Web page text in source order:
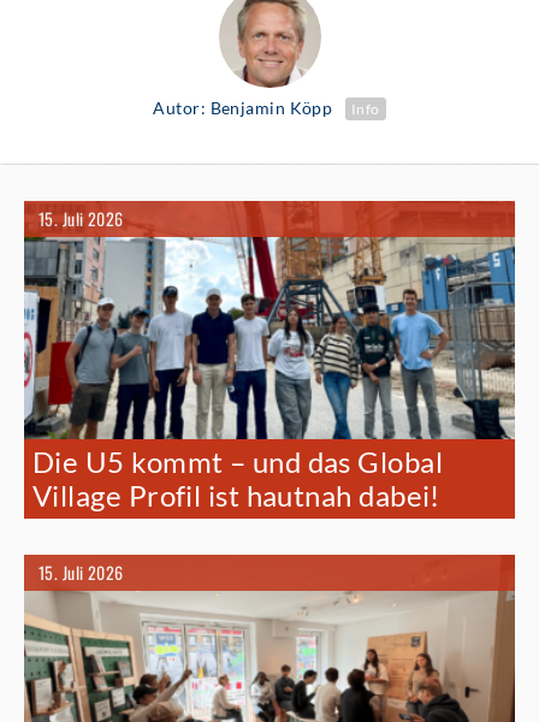
Autor: Benjamin Köpp Info
15. Juli 2026
Die U5 kommt – und das Global
Village Profil ist hautnah dabei!
15. Juli 2026